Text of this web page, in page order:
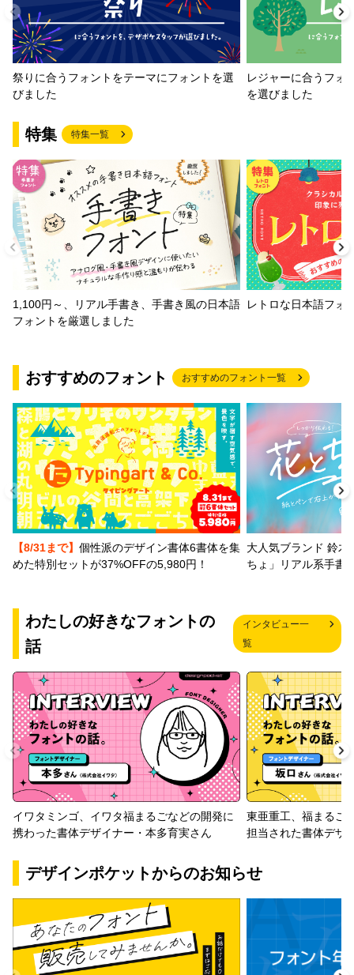
祭りに合うフォントをテーマにフォントを選
びました
レジャーに合うフォ
を選びました
特集 特集一覧
1,100円～、リアル手書き、手書き風の日本語
フォントを厳選しました
レトロな日本語フォ
おすすめのフォント おすすめのフォント一覧
【8/31まで】 個性派のデザイン書体6書体を集
めた特別セットが37%OFFの5,980円！
大人気ブランド 鈴木
ちょ」リアル系手書
わたしの好きなフォントの
話
インタビュー一
覧
イワタミンゴ、イワタ福まるごなどの開発に
携わった書体デザイナー・本多育実さん
東亜重工、福まるご
担当された書体デザ
デザインポケットからのお知らせ